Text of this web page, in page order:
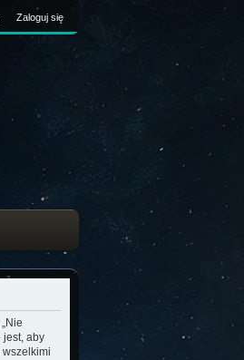
Zaloguj się
jest, aby